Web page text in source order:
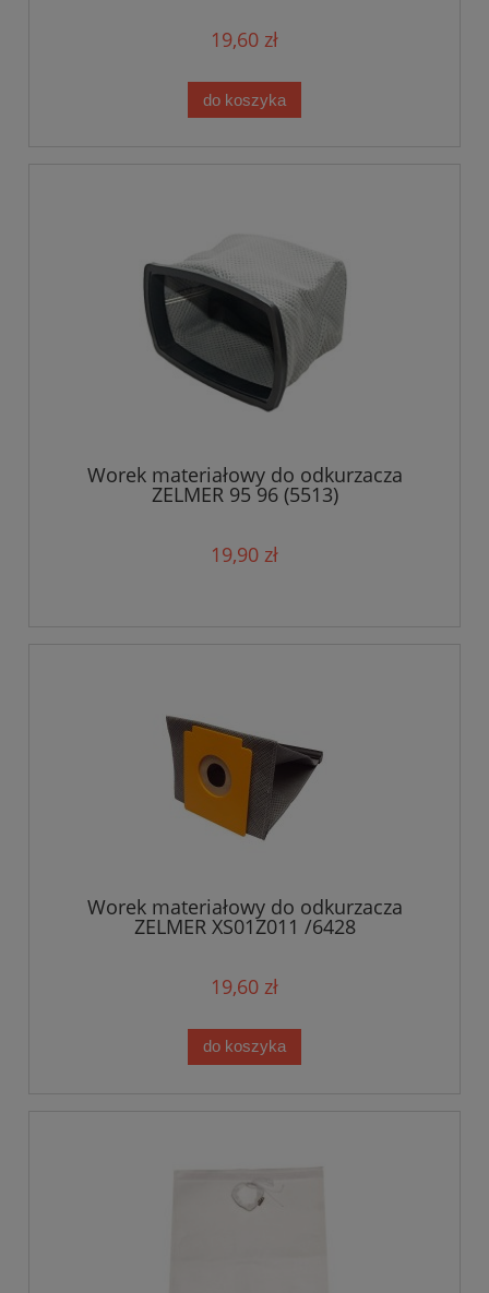
19,60 zł
do koszyka
Worek materiałowy do odkurzacza
ZELMER 95 96 (5513)
19,90 zł
Worek materiałowy do odkurzacza
ZELMER XS01Z011 /6428
19,60 zł
do koszyka